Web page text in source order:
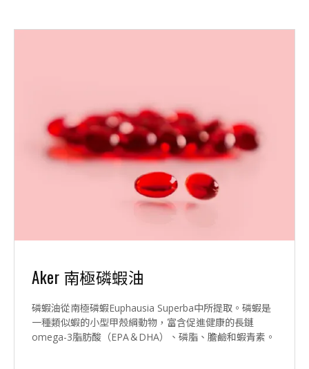
Aker 南極磷蝦油
磷蝦油從南極磷蝦Euphausia Superba中所提取。磷蝦是
一種類似蝦的小型甲殼綱動物，富含促進健康的長鏈
omega-3脂肪酸（EPA＆DHA）、磷脂、膽鹼和蝦青素。